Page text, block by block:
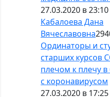
27.03.2020 в 23:10
Кабалоева Дана
Вячеславовна
Ординаторы и
старших курсов
плечом к плечу
с коронавирусом
27.03.2020 в 17:25